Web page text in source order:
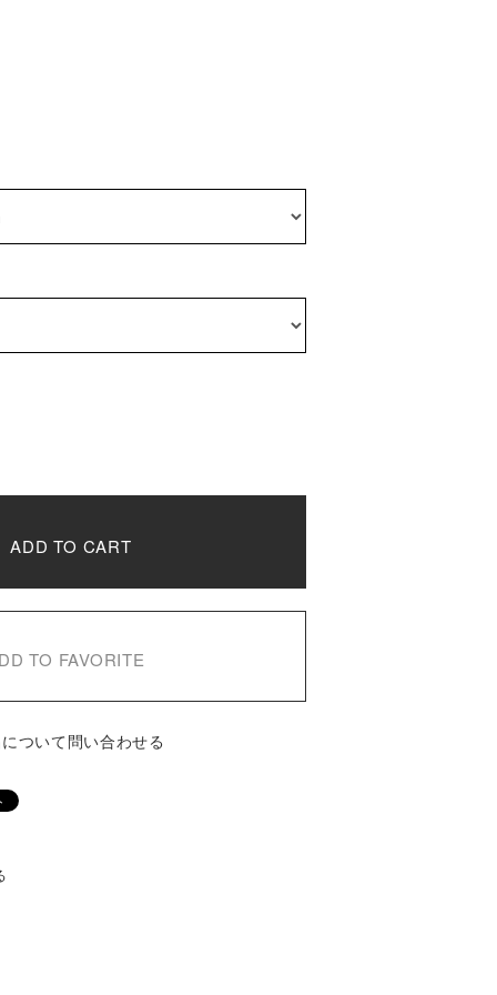
ADD TO CART
TO FAVORITE
ついて問い合わせる